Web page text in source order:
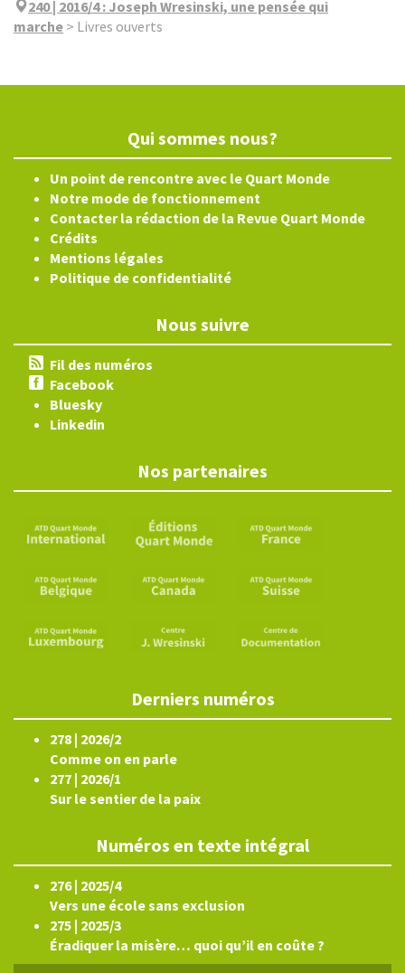
240 | 2016/4: Joseph Wresinski, une pensée qui
marche > Livres ouverts
Qui sommes nous?
Un point de rencontre avec le Quart Monde
Notre mode de fonctionnement
Contacter la rédaction de la Revue Quart Monde
Crédits
Mentions légales
Politique de confidentialité
Nous suivre
Fil des numéros
Facebook
Bluesky
Linkedin
Nos partenaires
Derniers numéros
278 | 2026/2
Comme on en parle
277 | 2026/1
Sur le sentier de la paix
Numéros en texte intégral
276 | 2025/4
Vers une école sans exclusion
275 | 2025/3
Éradiquer la misère… quoi qu’il en coûte ?